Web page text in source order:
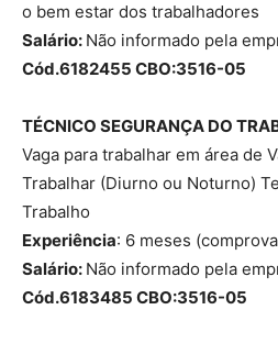
o bem estar dos trabalhadores
Salário: Não informado pela
Cód.6182455 CBO:3516-05
TÉCNICO SEGURANÇA DO
Vaga para trabalhar em área de
Trabalhar (Diurno ou Noturno)
Trabalho
Experiência: 6 meses
Salário: Não informado pela
Cód.6183485 CBO:3516-05